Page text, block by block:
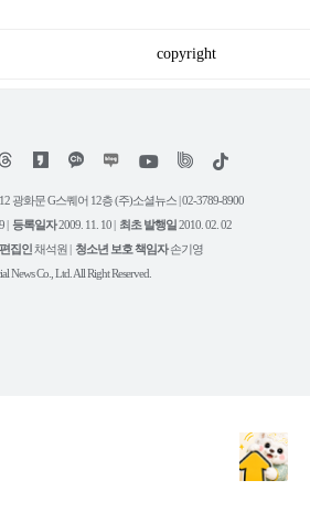
copyright
위
트
리
유
튜
틱
광화문 G스퀘어 12층 (주)소셜뉴스 | 02-3789-8900
| 등록일자2009. 11. 10 | 최초 발행일2010. 02. 02
편집인채석원 | 청소년 보호 책임자손기영
News Co., Ltd. All Right Reserved.